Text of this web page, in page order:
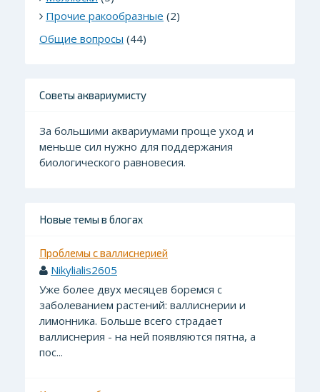
Прочие ракообразные (2)
Общие вопросы (44)
Советы аквариумисту
За большими аквариумами проще уход и
меньше сил нужно для поддержания
биологического равновесия.
Новые темы в блогах
Проблемы с валлиснерией
Nikylialis2605
Уже более двух месяцев боремся с
заболеванием растений: валлиснерии и
лимонника. Больше всего страдает
валлиснерия - на ней появляются пятна, а
пос...